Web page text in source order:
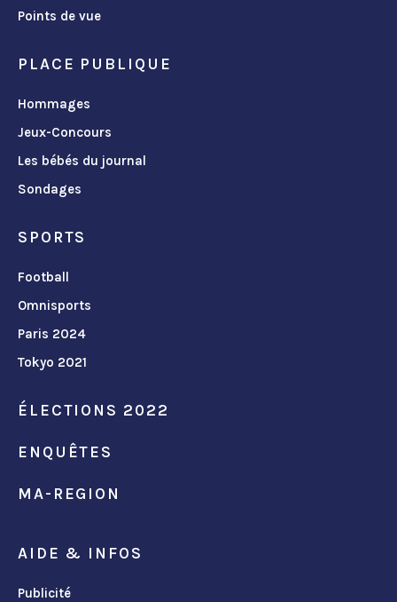
Points de vue
PLACE PUBLIQUE
Hommages
Jeux-Concours
Les bébés du journal
Sondages
SPORTS
Football
Omnisports
Paris 2024
Tokyo 2021
ÉLECTIONS 2022
ENQUÊTES
MA-REGION
AIDE & INFOS
Publicité